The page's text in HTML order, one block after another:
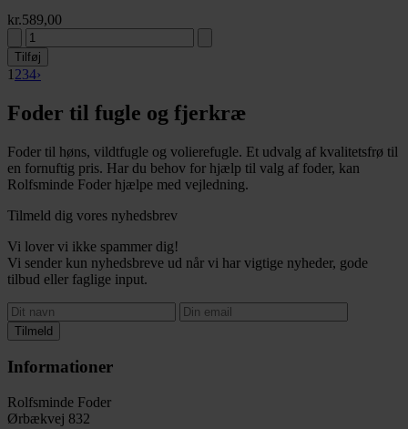
kr.589,00
Tilføj
1 234›
Foder til fugle og fjerkræ
Foder til høns, vildtfugle og volierefugle. Et udvalg af kvalitetsfrø til
en fornuftig pris. Har du behov for hjælp til valg af foder, kan
Rolfsminde Foder hjælpe med vejledning.
Tilmeld dig vores nyhedsbrev
Vi lover vi ikke spammer dig!
Vi sender kun nyhedsbreve ud når vi har vigtige nyheder, gode
tilbud eller faglige input.
Tilmeld
Informationer
Rolfsminde Foder
Ørbækvej 832